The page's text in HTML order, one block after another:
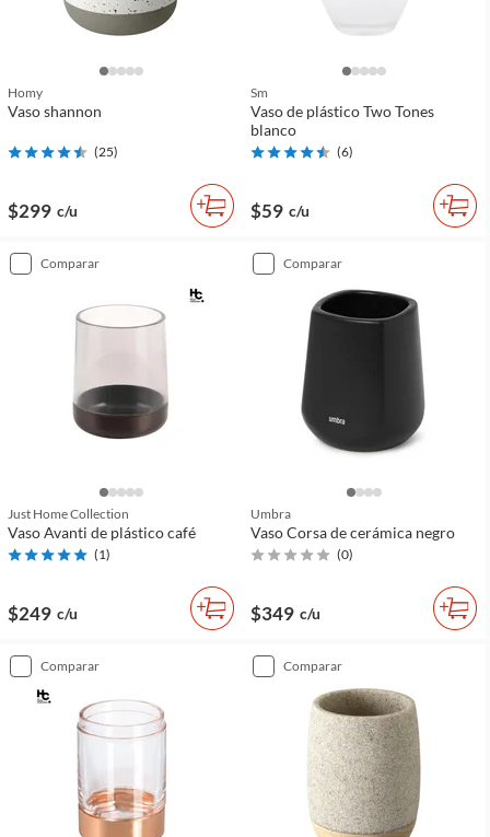
Homy
Vaso shannon
(25)
$299 c/u
Sm
Vaso de plástico Two Tones
blanco
(6)
$59 c/u
comparar
Just Home Collection
Vaso Avanti de plástico café
(1)
$249 c/u
comparar
Umbra
Vaso Corsa de cerámica negro
(0)
$349 c/u
comparar comparar